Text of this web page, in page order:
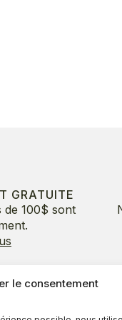
le consentement
GRATUITE
de 100$ sont